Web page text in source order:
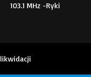
103.1 MHz -Ryki